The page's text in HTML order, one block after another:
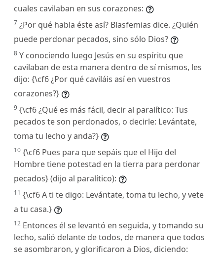
cuales cavilaban en sus corazones:
7 ¿Por qué habla éste así? Blasfemias dice. ¿Quién
puede perdonar pecados, sino sólo Dios?
8 Y conociendo luego Jesús en su espíritu que
cavilaban de esta manera dentro de sí mismos, les
dijo: {\cf6 ¿Por qué caviláis así en vuestros
corazones?}
9 {\cf6 ¿Qué es más fácil, decir al paralítico: Tus
pecados te son perdonados, o decirle: Levántate,
toma tu lecho y anda?}
10 {\cf6 Pues para que sepáis que el Hijo del
Hombre tiene potestad en la tierra para perdonar
pecados} (dijo al paralítico):
11 {\cf6 A ti te digo: Levántate, toma tu lecho, y vete
a tu casa.}
12 Entonces él se levantó en seguida, y tomando su
lecho, salió delante de todos, de manera que todos
se asombraron, y glorificaron a Dios, diciendo: